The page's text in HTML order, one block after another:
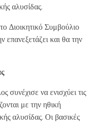
αλυσίδας.
Διοικητικό Συμβούλιο
επανεξετάζει και θα την
συνέχισε να ενισχύει τις
με την ηθική
αλυσίδας. Οι βασικές